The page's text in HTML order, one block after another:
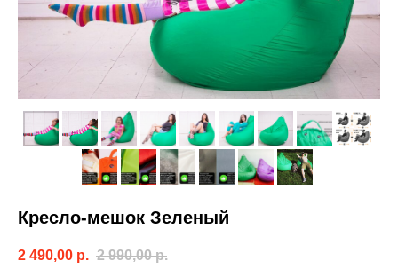
Кресло-мешок Зеленый
2 490,00 р. 2 990,00 р.